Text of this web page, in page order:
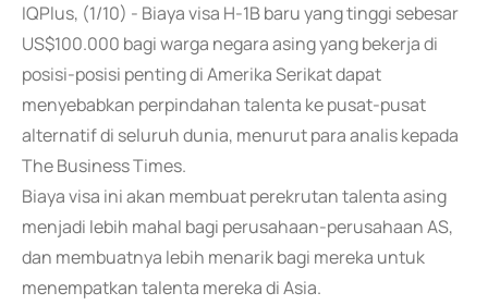
IQPlus, (1/10) - Biaya visa H-1B baru yang tinggi sebesar
US$100.000 bagi warga negara asing yang bekerja di
posisi-posisi penting di Amerika Serikat dapat
menyebabkan perpindahan talenta ke pusat-pusat
alternatif di seluruh dunia, menurut para analis kepada
The Business Times.
Biaya visa ini akan membuat perekrutan talenta asing
menjadi lebih mahal bagi perusahaan-perusahaan AS,
dan membuatnya lebih menarik bagi mereka untuk
menempatkan talenta mereka di Asia.